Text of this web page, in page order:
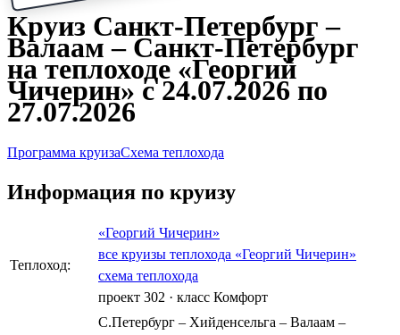
Круиз Санкт-Петербург –
Валаам – Санкт-Петербург
на теплоходе «Георгий
Чичерин» с 24.07.2026 по
27.07.2026
Программа круизаСхема теплохода
Информация по круизу
Теплоход:
«Георгий Чичерин»
все круизы теплохода «Георгий Чичерин»
схема теплохода
проект 302 · класс Комфорт
С.Петербург – Хийденсельга – Валаам –